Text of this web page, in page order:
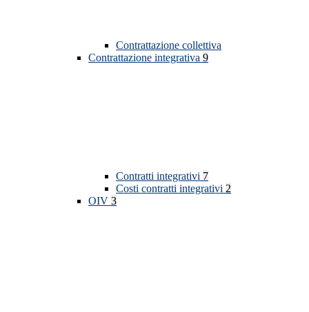
Contrattazione collettiva
Contrattazione integrativa 9
Contratti integrativi 7
Costi contratti integrativi 2
OIV 3